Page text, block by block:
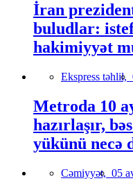
İran
buludlar:
hakimiyyət
Ekspress təhlil,
Metroda 10
hazırlaşır,
yükünü necə
Cəmiyyət, 05